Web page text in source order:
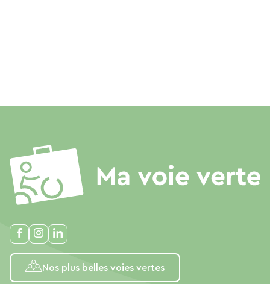
Nos plus belles voies vertes